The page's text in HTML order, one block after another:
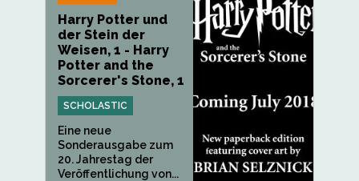
Harry Potter und
der Stein der
Weisen, 1 - Harry
Potter and the
Sorcerer's Stone, 1
SCHOLASTIC
Eine neue
Sonderausgabe zum
20. Jahrestag der
Veröffentlichung von...